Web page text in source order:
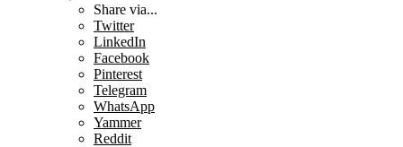
Share via...
Twitter
LinkedIn
Facebook
Pinterest
Telegram
WhatsApp
Yammer
Reddit